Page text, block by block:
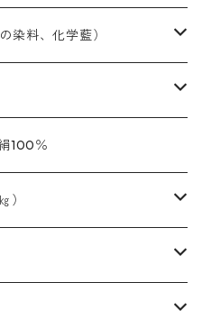
）
900
綿糸｜タグなし
料
セットファストブロンGR
染料、化学藍）
末も綿糸｜タグなし
末も綿糸｜タグなし
100％
）